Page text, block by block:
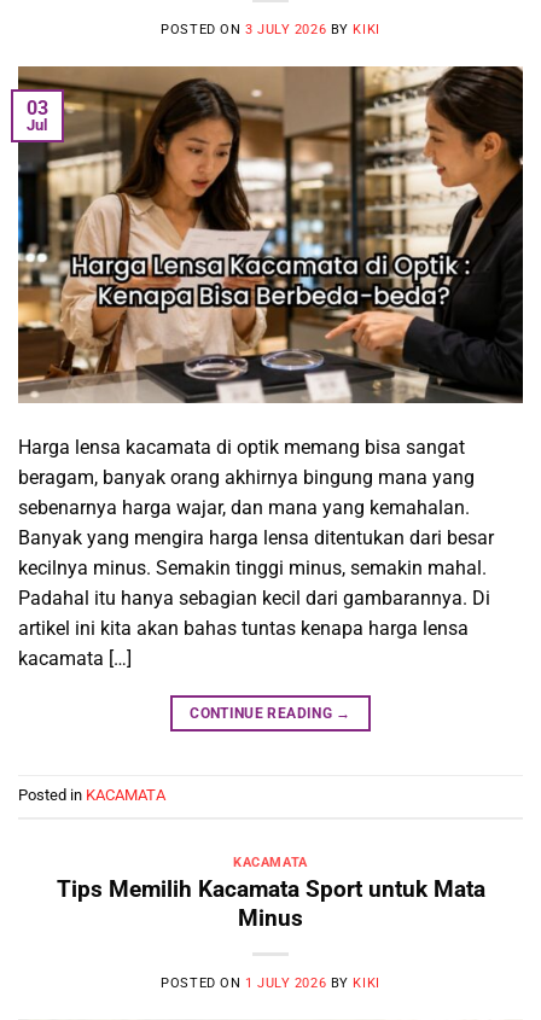
POSTED ON 3 JULY 2026 BY KIKI
03
Jul
Harga lensa kacamata di optik memang bisa sangat
beragam, banyak orang akhirnya bingung mana yang
sebenarnya harga wajar, dan mana yang kemahalan.
Banyak yang mengira harga lensa ditentukan dari besar
kecilnya minus. Semakin tinggi minus, semakin mahal.
Padahal itu hanya sebagian kecil dari gambarannya. Di
artikel ini kita akan bahas tuntas kenapa harga lensa
kacamata […]
CONTINUE READING →
Posted in KACAMATA
KACAMATA
Tips Memilih Kacamata Sport untuk Mata
Minus
POSTED ON 1 JULY 2026 BY KIKI